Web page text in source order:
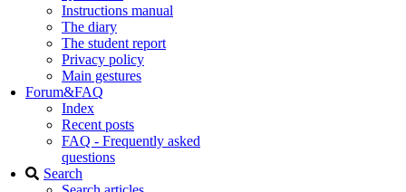
Instructions manual
The diary
The student report
Privacy policy
Main gestures
Forum&FAQ
Index
Recent posts
FAQ - Frequently asked
questions
Search